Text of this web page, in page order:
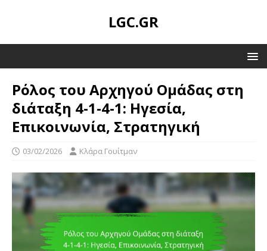
LGC.GR
Ρόλος του Αρχηγού Ομάδας στη
διάταξη 4-1-4-1: Ηγεσία,
Επικοινωνία, Στρατηγική
03/02/2026 Κλάρα Γουίτμαν